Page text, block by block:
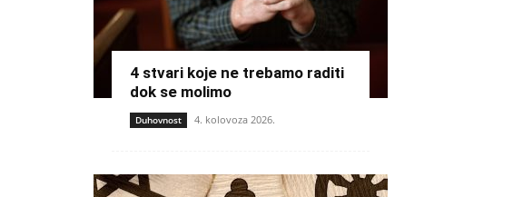
4 stvari koje ne trebamo raditi
dok se molimo
Duhovnost 4. kolovoza 2026.